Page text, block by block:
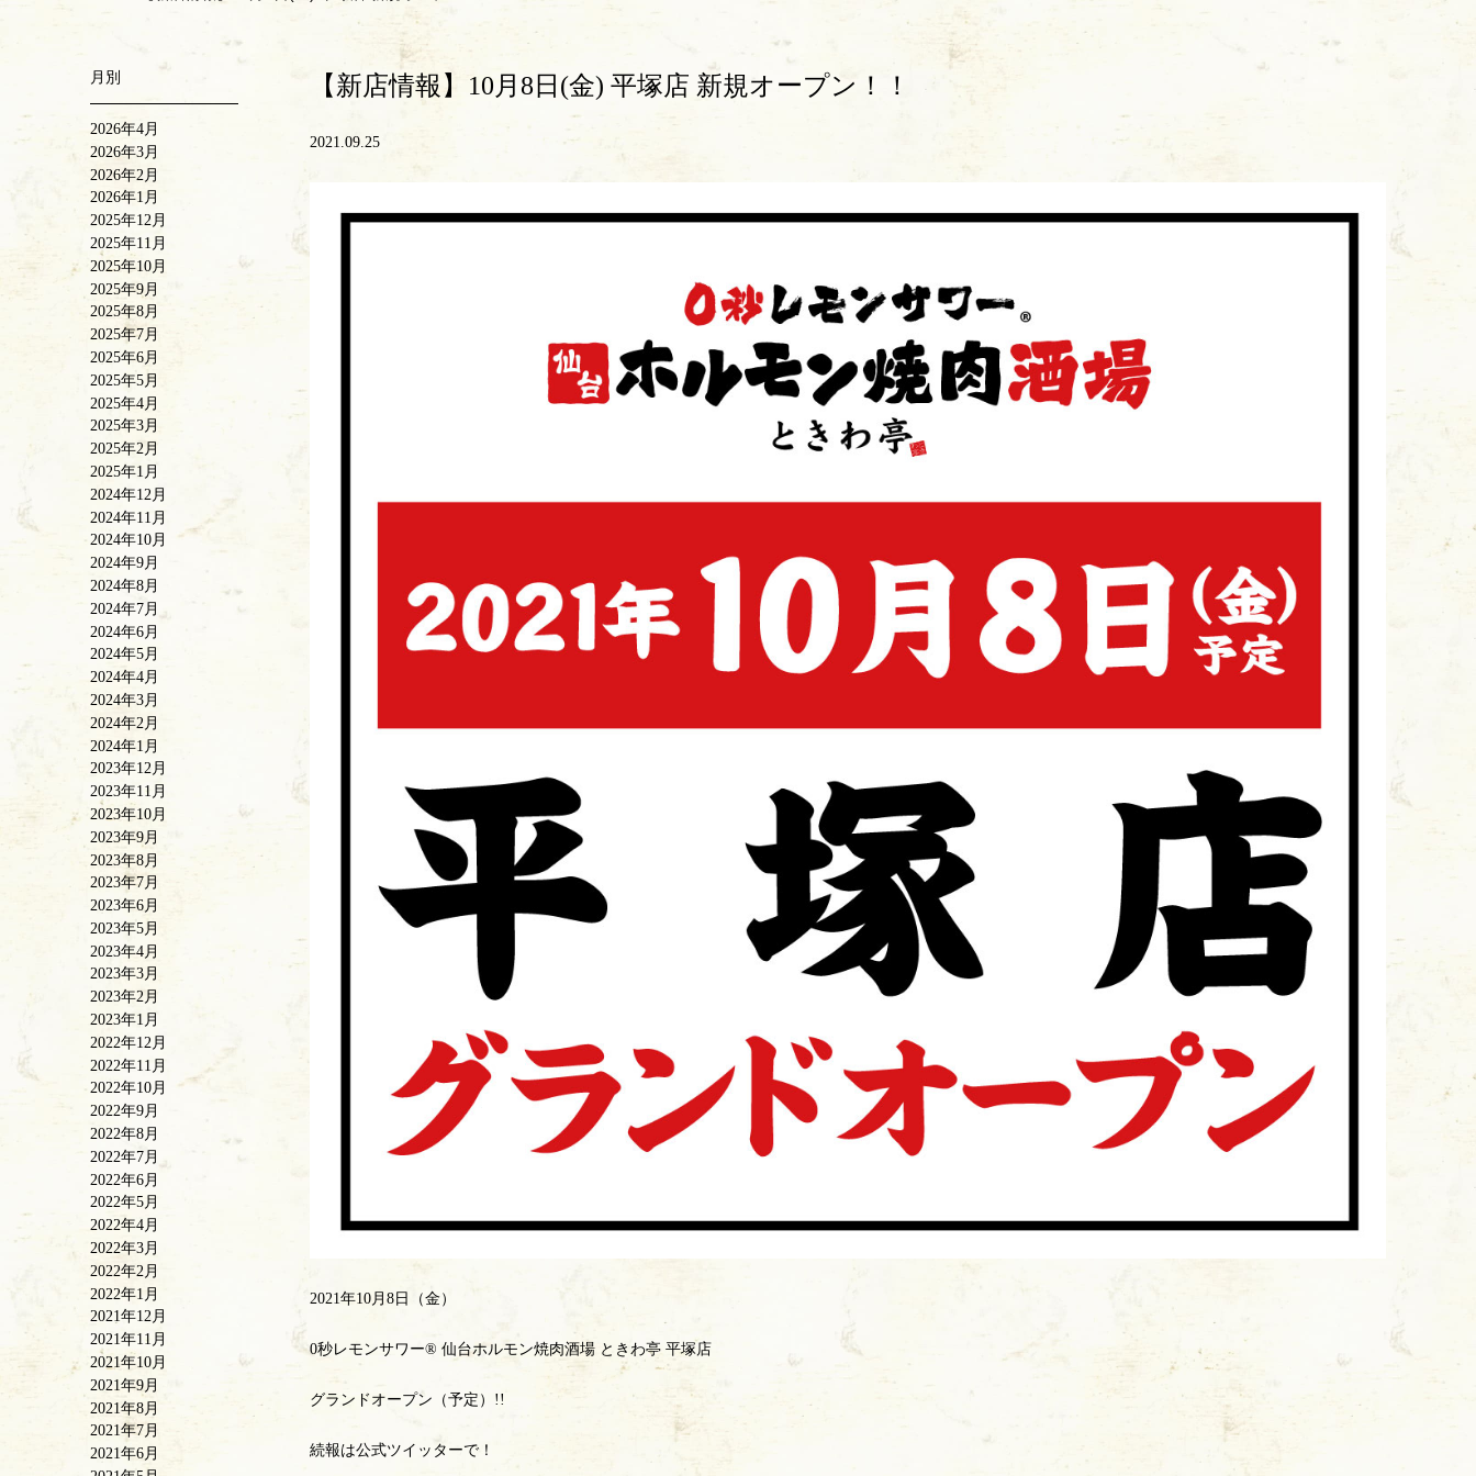
【新店情報】10月8日(金) 平塚店 新規オープン！！
2021.09.25
2021年10月8日（金）
0秒レモンサワー®️ 仙台ホルモン焼肉酒場 ときわ亭 平塚店
グランドオープン（予定）!!
続報は公式ツイッターで！
月別
2026年4月
2026年3月
2026年2月
2026年1月
2025年12月
2025年11月
2025年10月
2025年9月
2025年8月
2025年7月
2025年6月
2025年5月
2025年4月
2025年3月
2025年2月
2025年1月
2024年12月
2024年11月
2024年10月
2024年9月
2024年8月
2024年7月
2024年6月
2024年5月
2024年4月
2024年3月
2024年2月
2024年1月
2023年12月
2023年11月
2023年10月
2023年9月
2023年8月
2023年7月
2023年6月
2023年5月
2023年4月
2023年3月
2023年2月
2023年1月
2022年12月
2022年11月
2022年10月
2022年9月
2022年8月
2022年7月
2022年6月
2022年5月
2022年4月
2022年3月
2022年2月
2022年1月
2021年12月
2021年11月
2021年10月
2021年9月
2021年8月
2021年7月
2021年6月